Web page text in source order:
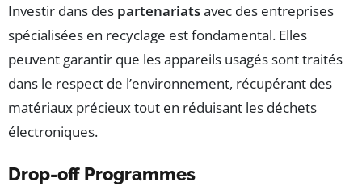
Investir dans des partenariatsavec des entreprises
spécialisées en recyclage est fondamental. Elles
peuvent garantir que les appareils usagés sont traités
dans le respect de l’environnement, récupérant des
matériaux précieux tout en réduisant les déchets
électroniques.
Drop-off Programmes